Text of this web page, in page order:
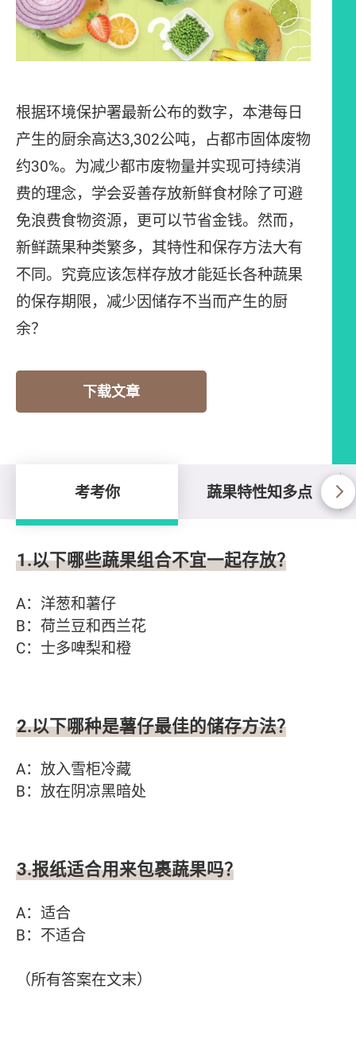
根据环境保护署最新公布的数字，本港每日
产生的厨余高达3,302公吨，占都市固体废物
约30%。为减少都市废物量并实现可持续消
费的理念，学会妥善存放新鲜食材除了可避
免浪费食物资源，更可以节省金钱。然而，
新鲜蔬果种类繁多，其特性和保存方法大有
不同。究竟应该怎样存放才能延长各种蔬果
的保存期限，减少因储存不当而产生的厨
余？
下载文章
考考你 蔬果特性知多点
考考你
1.以下哪些蔬果组合不宜一起存放？
A：洋葱和薯仔
B：荷兰豆和西兰花
C：士多啤梨和橙
2.以下哪种是薯仔最佳的储存方法？
A：放入雪柜冷藏
B：放在阴凉黑暗处
3.报纸适合用来包裹蔬果吗？
A：适合
B：不适合
（所有答案在文末）